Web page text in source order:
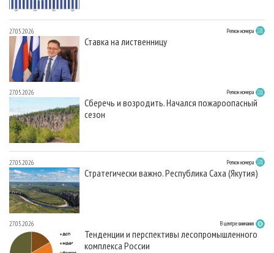
27.05.2026 Регион номера
Ставка на лиственницу
27.05.2026 Регион номера
Сберечь и возродить. Начался пожароопасный
сезон
27.05.2026 Регион номера
Стратегически важно. Республика Саха (Якутия)
27.05.2026 В центре внимания
Тенденции и перспективы лесопромышленного
комплекса России